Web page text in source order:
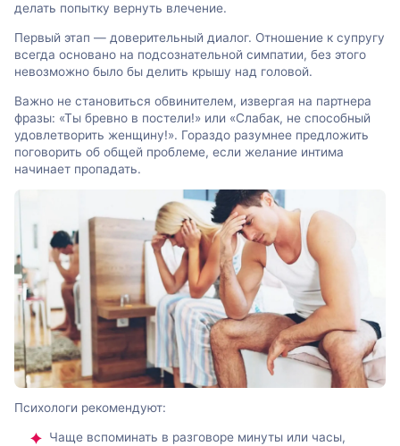
делать попытку вернуть влечение.
Первый этап — доверительный диалог. Отношение к супругу
всегда основано на подсознательной симпатии, без этого
невозможно было бы делить крышу над головой.
Важно не становиться обвинителем, извергая на партнера
фразы: «Ты бревно в постели!» или «Слабак, не способный
удовлетворить женщину!». Гораздо разумнее предложить
поговорить об общей проблеме, если желание интима
начинает пропадать.
Психологи рекомендуют:
Чаще вспоминать в разговоре минуты или часы,